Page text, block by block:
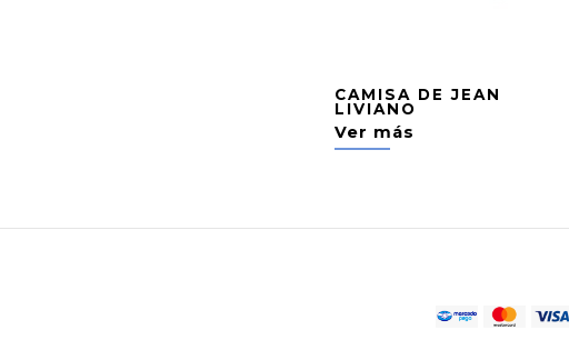
CAMISA DE JEAN
LIVIANO
Ver más